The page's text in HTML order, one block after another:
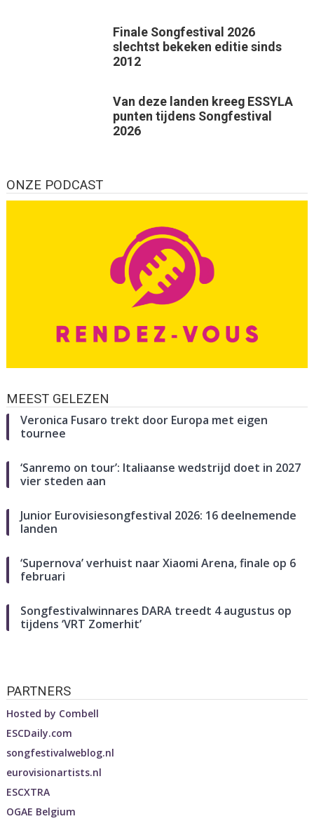
Finale Songfestival 2026
slechtst bekeken editie sinds
2012
Van deze landen kreeg ESSYLA
punten tijdens Songfestival
2026
ONZE PODCAST
MEEST GELEZEN
Veronica Fusaro trekt door Europa met eigen
tournee
‘Sanremo on tour’: Italiaanse wedstrijd doet in 2027
vier steden aan
Junior Eurovisiesongfestival 2026: 16 deelnemende
landen
‘Supernova’ verhuist naar Xiaomi Arena, finale op 6
februari
Songfestivalwinnares DARA treedt 4 augustus op
tijdens ‘VRT Zomerhit’
PARTNERS
Hosted by Combell
ESCDaily.com
songfestivalweblog.nl
eurovisionartists.nl
ESCXTRA
OGAE Belgium